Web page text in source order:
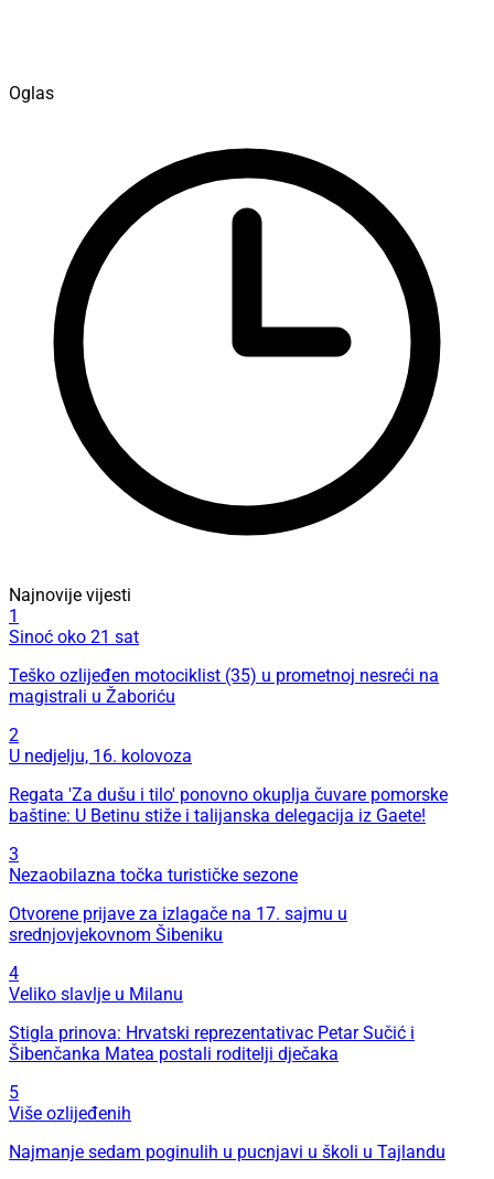
Oglas
Najnovije vijesti
1
Sinoć oko 21 sat
Teško ozlijeđen motociklist (35) u prometnoj nesreći na
magistrali u Žaboriću
2
U nedjelju, 16. kolovoza
Regata 'Za dušu i tilo' ponovno okuplja čuvare pomorske
baštine: U Betinu stiže i talijanska delegacija iz Gaete!
3
Nezaobilazna točka turističke sezone
Otvorene prijave za izlagače na 17. sajmu u
srednjovjekovnom Šibeniku
4
Veliko slavlje u Milanu
Stigla prinova: Hrvatski reprezentativac Petar Sučić i
Šibenčanka Matea postali roditelji dječaka
5
Više ozlijeđenih
Najmanje sedam poginulih u pucnjavi u školi u Tajlandu